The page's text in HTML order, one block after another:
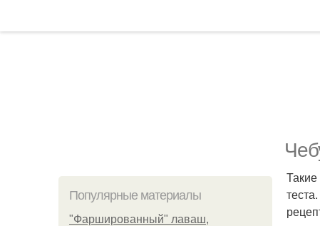
Популярные материалы
"Фаршированный" лаваш,